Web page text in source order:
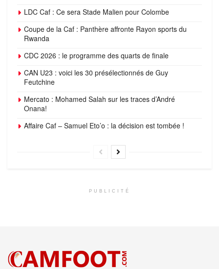
LDC Caf : Ce sera Stade Malien pour Colombe
Coupe de la Caf : Panthère affronte Rayon sports du
Rwanda
CDC 2026 : le programme des quarts de finale
CAN U23 : voici les 30 présélectionnés de Guy
Feutchine
Mercato : Mohamed Salah sur les traces d’André
Onana!
Affaire Caf – Samuel Eto’o : la décision est tombée !
PUBLICITÉ